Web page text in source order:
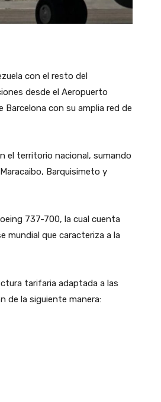
con el resto del
desde el Aeropuerto
con su amplia red de
el territorio nacional, sumando
Barquisimeto y
737-700, la cual cuenta
mundial que caracteriza a la
tarifaria adaptada a las
de la siguiente manera: